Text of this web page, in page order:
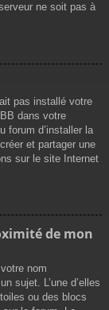
ne soit pas à
pas installé votre
dans votre
forum d’installer la
et partager une
sur le site Internet
de mon
nom
sujet. L’une d’elles
ou des blocs